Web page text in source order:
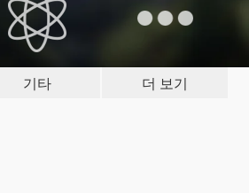
기타 더 보기